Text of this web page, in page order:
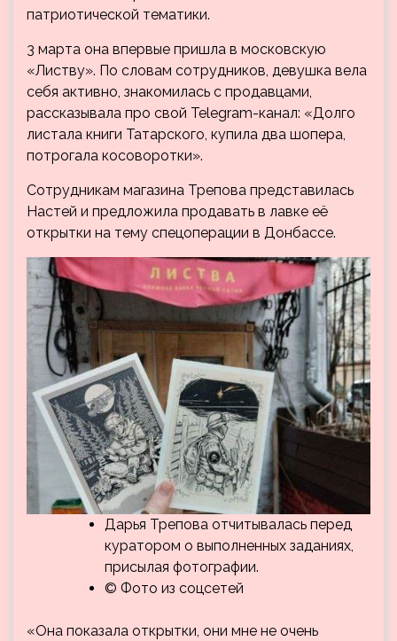
патриотической тематики.
3 марта она впервые пришла в московскую
«Листву». По словам сотрудников, девушка вела
себя активно, знакомилась с продавцами,
рассказывала про свой Telegram-канал: «Долго
листала книги Татарского, купила два шопера,
потрогала косоворотки».
Сотрудникам магазина Трепова представилась
Настей и предложила продавать в лавке её
открытки на тему спецоперации в Донбассе.
Дарья Трепова отчитывалась перед
куратором о выполненных заданиях,
присылая фотографии.
© Фото из соцсетей
«Она показала открытки, они мне не очень